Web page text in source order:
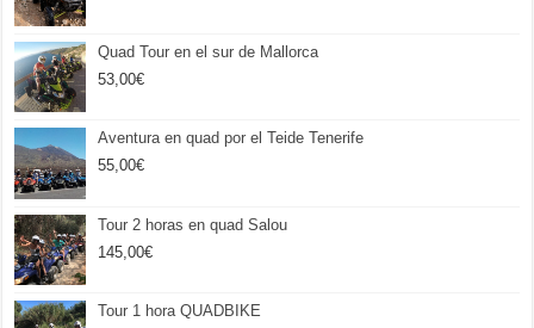
Quad Tour en el sur de Mallorca
53,00€
Aventura en quad por el Teide Tenerife
55,00€
Tour 2 horas en quad Salou
145,00€
Tour 1 hora QUADBIKE